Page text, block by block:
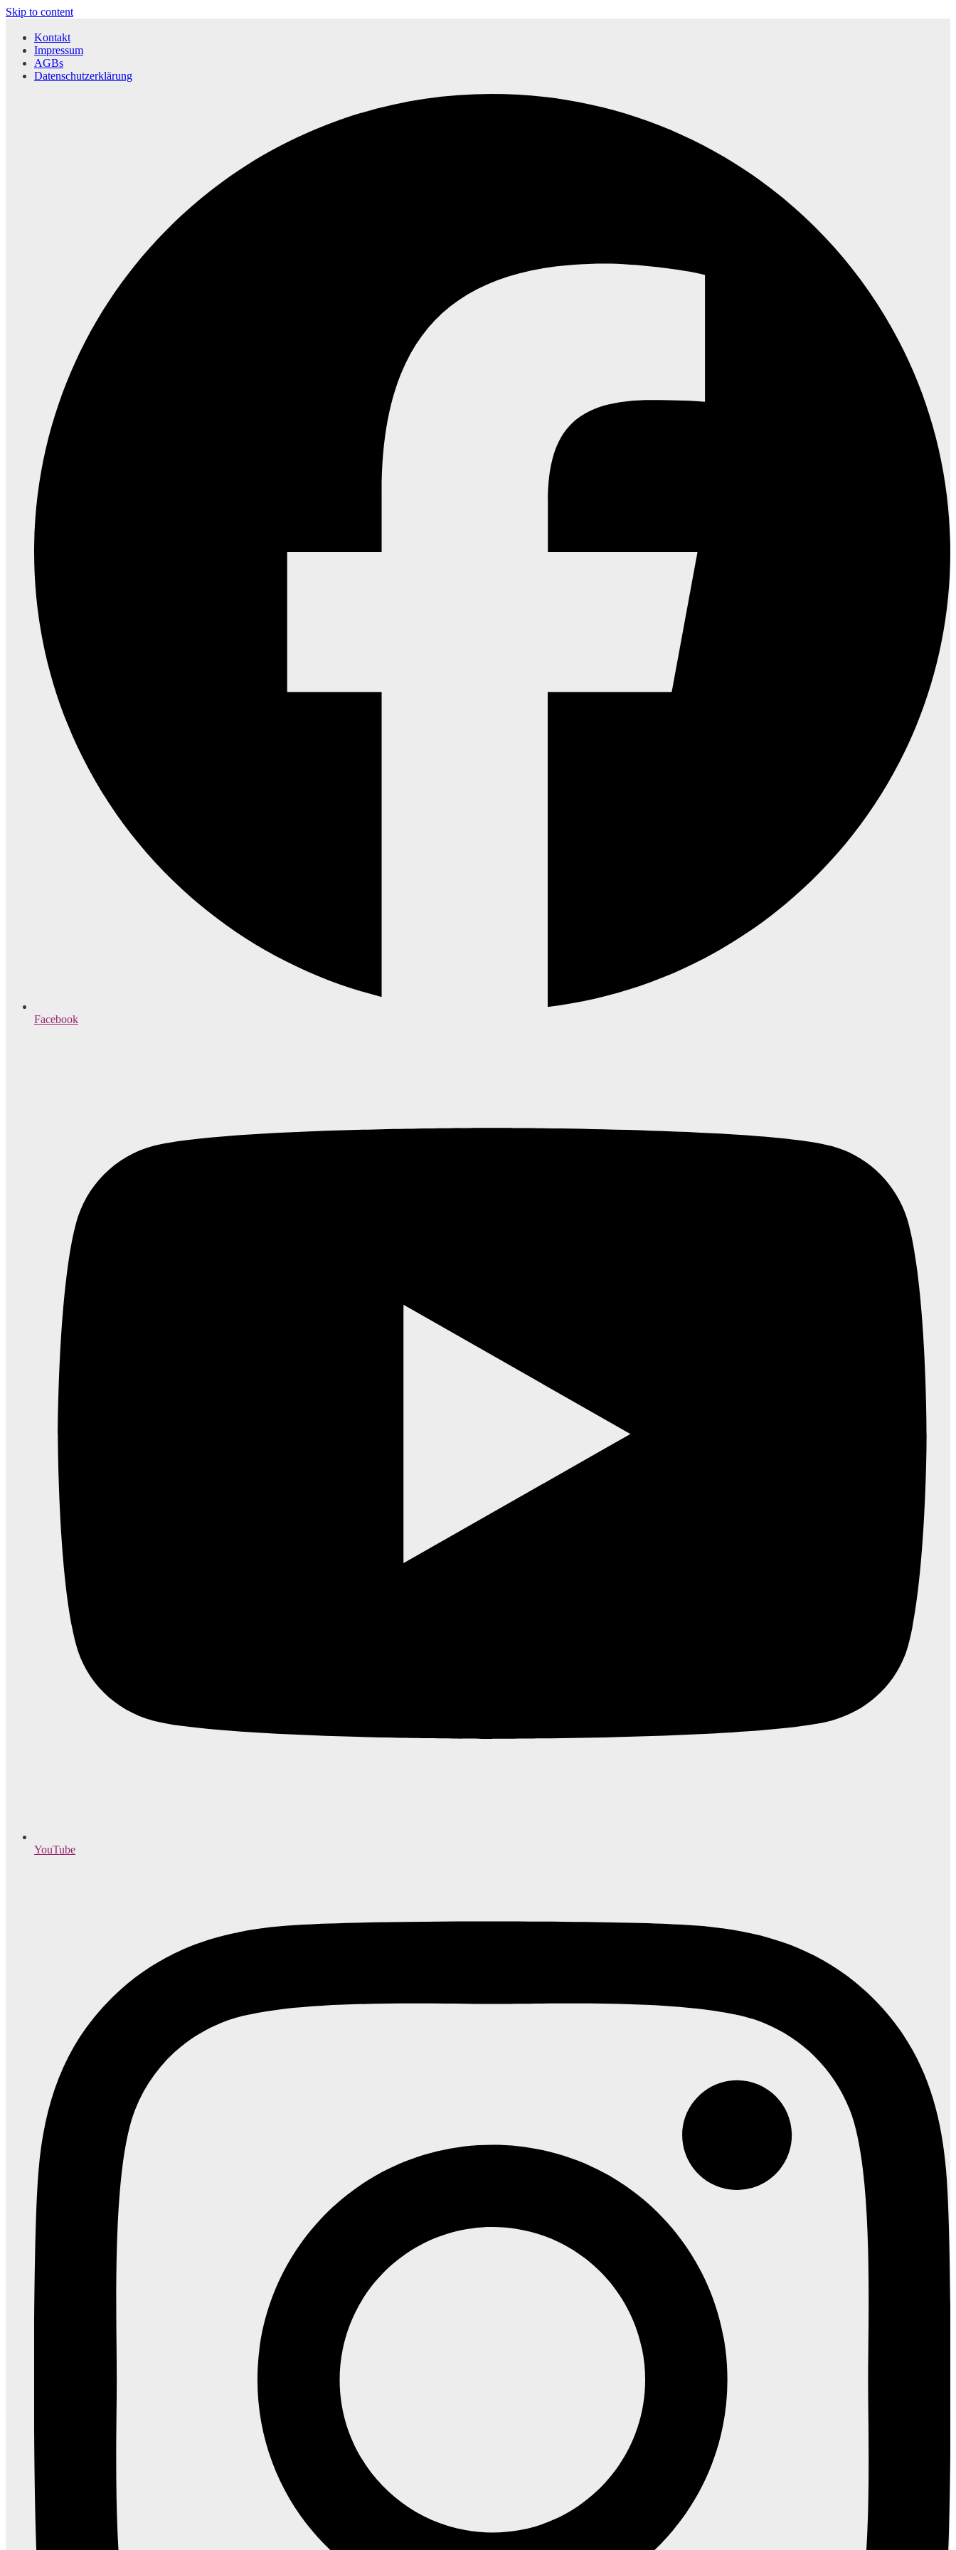
Skip to content
Kontakt
Impressum
AGBs
Datenschutzerklärung
Facebook
YouTube